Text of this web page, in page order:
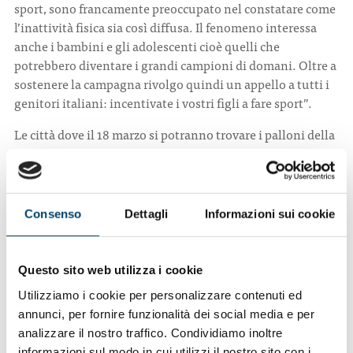
Consenso Dettagli Informazioni sui cookie
Questo sito web utilizza i cookie
Utilizziamo i cookie per personalizzare contenuti ed
annunci, per fornire funzionalità dei social media e per
analizzare il nostro traffico. Condividiamo inoltre
sport, sono francamente preoccupato nel constatare come
l’inattività fisica sia così diffusa. Il fenomeno interessa
anche i bambini e gli adolescenti cioè quelli che
potrebbero diventare i grandi campioni di domani. Oltre a
sostenere la campagna rivolgo quindi un appello a tutti i
genitori italiani: incentivate i vostri figli a fare sport”.
Le città dove il 18 marzo si potranno trovare i palloni della
Bologna e Ferrara, Trieste, Roma, Genova, Milano,
Ancona, Campobasso, Torino e Aosta, Bari, Cagliari,
Palermo, Firenze, Perugia, Venezia, Bolzano e Trento (per
Dopo queste prime iniziative, la campagna proseguirà,
sempre nelle piazze, con eventi rivolti agli italiani d’ogni
fascia d’età. “Nel nostro Paese il cancro fa registrare oltre
369mila nuovi casi ogni anno – ha sottolineato Cognetti -.